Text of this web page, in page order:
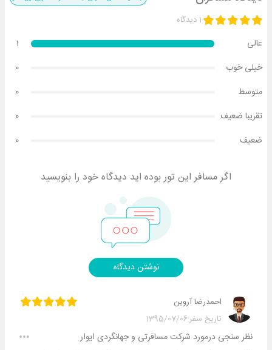
1 دیدگاه
عالی
خیلی خوب
متوسط
تقریبا ضعیف
ضعیف
1
0
0
0
0
اگر مسافر این تور بوده اید دیدگاه خود را بنویسید
نوشتن دیدگاه
احمدرضا آروین
تاریخ سفر:1395/07/06
نظر سنجی درمورد شرکت مسافرتی و جهانگردی ایوار